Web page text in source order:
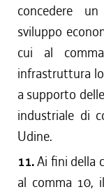
concedere
sviluppo
cui al
infrastruttura
a supporto
industriale di
Udine.
11.Ai fini della
al comma 10,